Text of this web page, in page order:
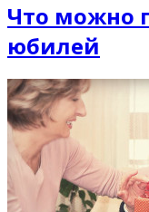
Что можно
юбилей